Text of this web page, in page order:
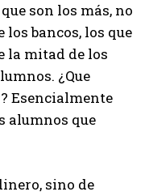
son los más, no
bancos, los que
la mitad de los
¿Que
Esencialmente
alumnos que
sino de